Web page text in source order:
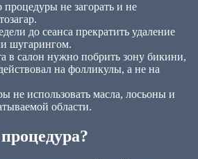
процедуры не загорать и не
до сеанса прекратить удаление
шугарингом.
в салон нужно побрить зону бикини,
на фолликулы, а не на
не использовать масла, лосьоны и
области.